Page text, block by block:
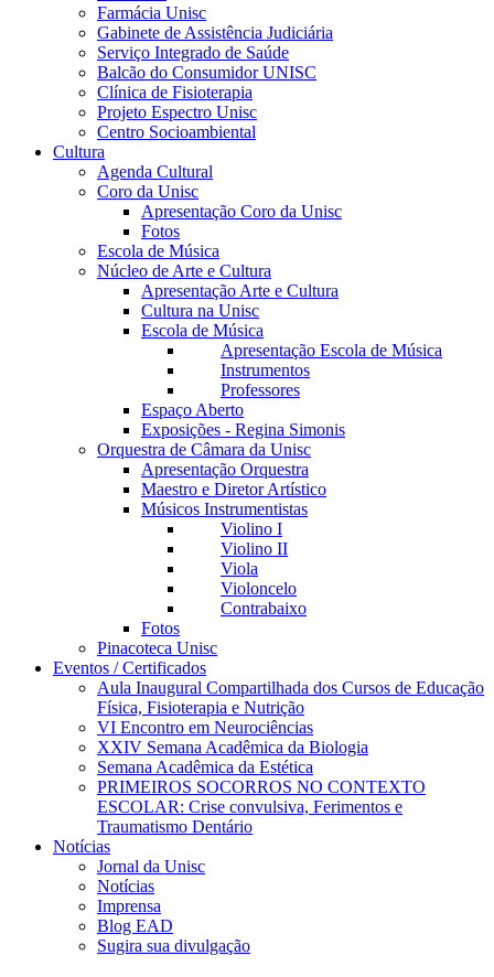
Farmácia Unisc
Gabinete de Assistência Judiciária
Serviço Integrado de Saúde
Balcão do Consumidor UNISC
Clínica de Fisioterapia
Projeto Espectro Unisc
Centro Socioambiental
Cultura
Agenda Cultural
Coro da Unisc
Apresentação Coro da Unisc
Fotos
Escola de Música
Núcleo de Arte e Cultura
Apresentação Arte e Cultura
Cultura na Unisc
Escola de Música
Apresentação Escola de Música
Instrumentos
Professores
Espaço Aberto
Exposições - Regina Simonis
Orquestra de Câmara da Unisc
Apresentação Orquestra
Maestro e Diretor Artístico
Músicos Instrumentistas
Violino I
Violino II
Viola
Violoncelo
Contrabaixo
Fotos
Pinacoteca Unisc
Eventos / Certificados
Aula Inaugural Compartilhada dos Cursos de Educação
Física, Fisioterapia e Nutrição
VI Encontro em Neurociências
XXIV Semana Acadêmica da Biologia
Semana Acadêmica da Estética
PRIMEIROS SOCORROS NO CONTEXTO
ESCOLAR: Crise convulsiva, Ferimentos e
Traumatismo Dentário
Notícias
Jornal da Unisc
Notícias
Imprensa
Blog EAD
Sugira sua divulgação